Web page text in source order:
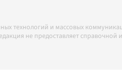
технологий и массовых
не предоставляет